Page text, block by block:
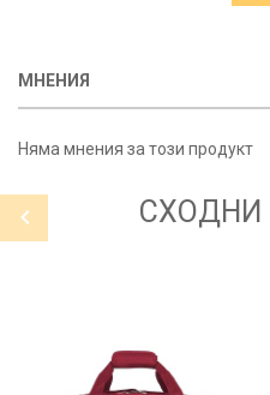
МНЕНИЯ
Няма мнения за този продукт
СХОДНИ